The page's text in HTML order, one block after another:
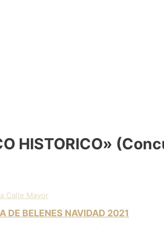
HISTORICO»
Calle Mayor
DE BELENES NAVIDAD 2021